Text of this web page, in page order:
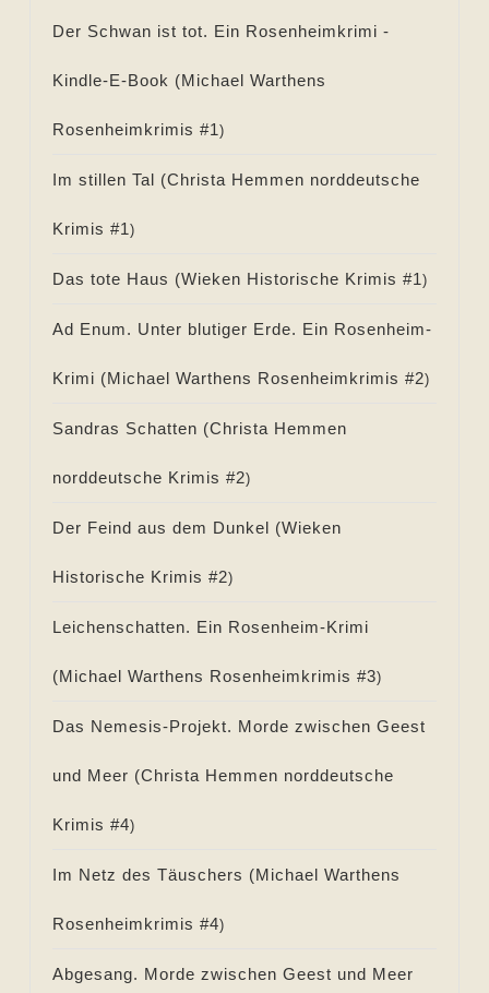
Der Schwan ist tot. Ein Rosenheimkrimi -
Kindle-E-Book (Michael Warthens
Rosenheimkrimis #1)
Im stillen Tal (Christa Hemmen norddeutsche
Krimis #1)
Das tote Haus (Wieken Historische Krimis #1)
Ad Enum. Unter blutiger Erde. Ein Rosenheim-
Krimi (Michael Warthens Rosenheimkrimis #2)
Sandras Schatten (Christa Hemmen
norddeutsche Krimis #2)
Der Feind aus dem Dunkel (Wieken
Historische Krimis #2)
Leichenschatten. Ein Rosenheim-Krimi
(Michael Warthens Rosenheimkrimis #3)
Das Nemesis-Projekt. Morde zwischen Geest
und Meer (Christa Hemmen norddeutsche
Krimis #4)
Im Netz des Täuschers (Michael Warthens
Rosenheimkrimis #4)
Abgesang. Morde zwischen Geest und Meer